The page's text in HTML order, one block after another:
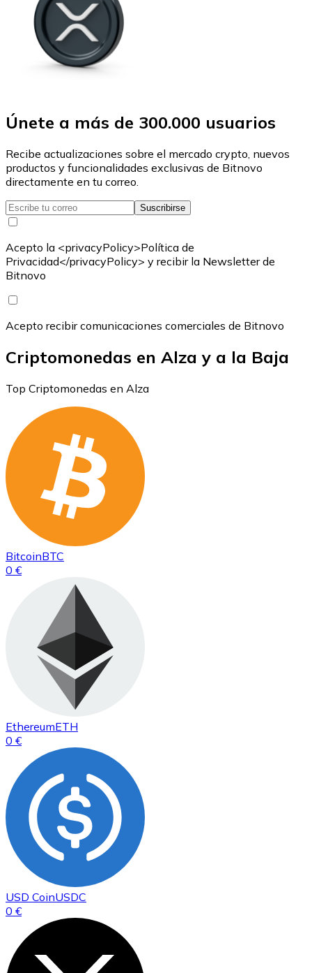
Únete a más de 300.000 usuarios
Recibe actualizaciones sobre el mercado crypto, nuevos
productos y funcionalidades exclusivas de Bitnovo
directamente en tu correo.
Suscribirse
Acepto la <privacyPolicy>Política de
Privacidad</privacyPolicy> y recibir la Newsletter de
Bitnovo
Acepto recibir comunicaciones comerciales de Bitnovo
Criptomonedas en Alza y a la Baja
Top Criptomonedas en Alza
BitcoinBTC
0 €
EthereumETH
0 €
USD CoinUSDC
0 €